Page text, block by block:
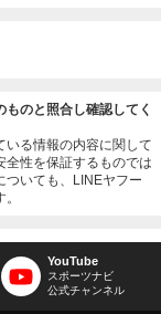
ものと照合し確認してく
いる情報の内容に関して
全性を保証するものでは
ついても、LINEヤフー
YouTube
スポーツナビ
公式チャンネル